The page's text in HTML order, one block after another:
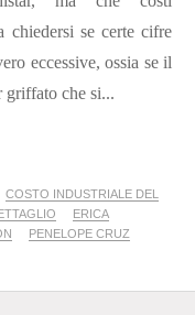
chiedersi se certe cifre
eccessive, ossia se il
griffato che si...
COSTO INDUSTRIALE DEL
ERICA
PENELOPE CRUZ